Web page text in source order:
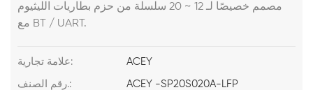
مصمم خصيصًا لـ 12 ~ 20 سلسلة من حزم بطاريات الليثيوم
مع BT / UART.
علامة تجارية: ACEY
رقم الصنف.: ACEY -SP20S020A-LFP